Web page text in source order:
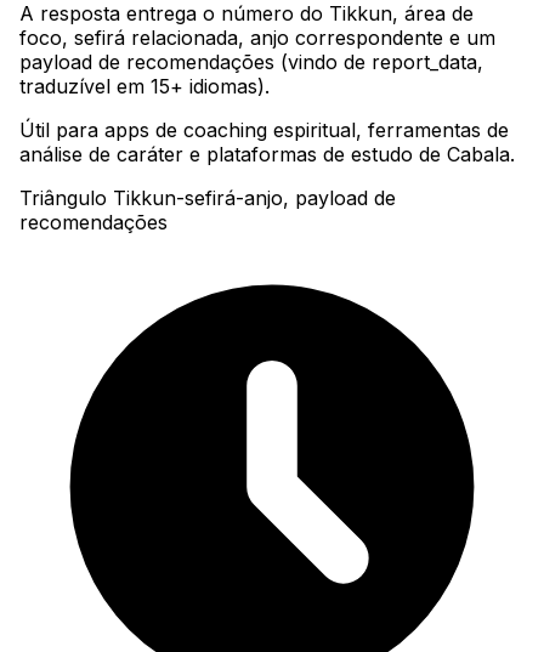
A resposta entrega o número do Tikkun, área de
foco, sefirá relacionada, anjo correspondente e um
payload de recomendações (vindo de report_data,
traduzível em 15+ idiomas).
Útil para apps de coaching espiritual, ferramentas de
análise de caráter e plataformas de estudo de Cabala.
Triângulo Tikkun-sefirá-anjo, payload de
recomendações